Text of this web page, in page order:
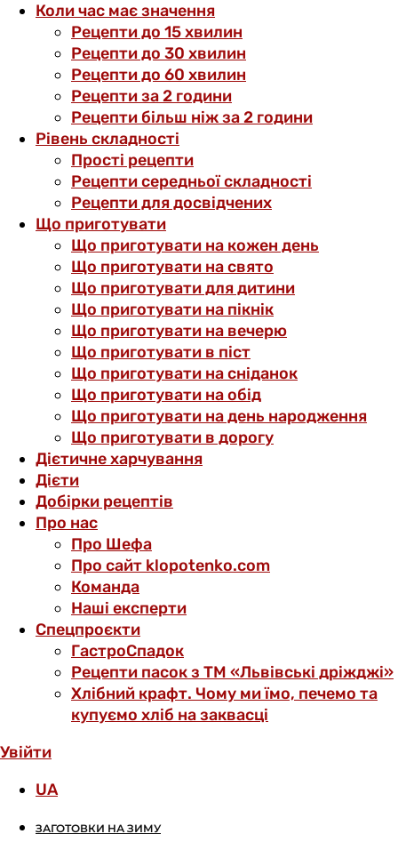
Коли час має значення
Рецепти до 15 хвилин
Рецепти до 30 хвилин
Рецепти до 60 хвилин
Рецепти за 2 години
Рецепти більш ніж за 2 години
Рівень складності
Прості рецепти
Рецепти середньої складності
Рецепти для досвідчених
Що приготувати
Що приготувати на кожен день
Що приготувати на свято
Що приготувати для дитини
Що приготувати на пікнік
Що приготувати на вечерю
Що приготувати в піст
Що приготувати на сніданок
Що приготувати на обід
Що приготувати на день народження
Що приготувати в дорогу
Дієтичне харчування
Дієти
Добірки рецептів
Про нас
Про Шефа
Про сайт klopotenko.com
Команда
Наші експерти
Спецпроєкти
ГастроСпадок
Рецепти пасок з ТМ «Львівські дріжджі»
Хлібний крафт. Чому ми їмо, печемо та
купуємо хліб на заквасці
Увійти
UA
ЗАГОТОВКИ НА ЗИМУ